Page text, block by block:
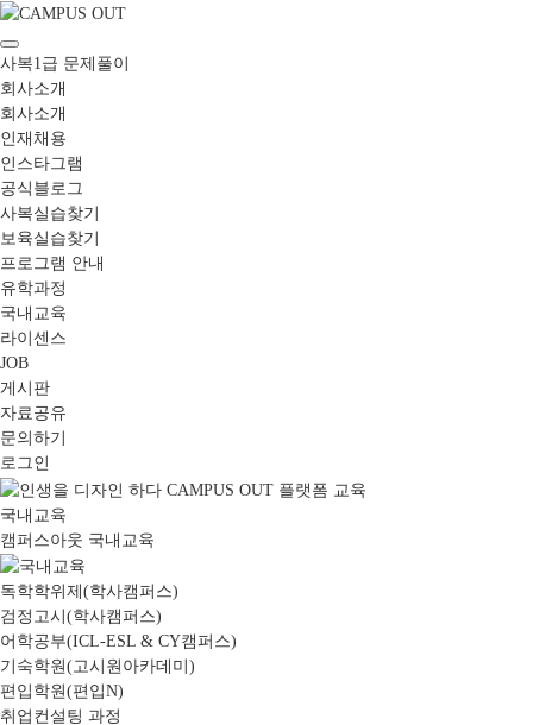
사복1급 문제풀이
회사소개
회사소개
인재채용
인스타그램
공식블로그
사복실습찾기
보육실습찾기
프로그램 안내
유학과정
국내교육
라이센스
JOB
게시판
자료공유
문의하기
로그인
국내교육
캠퍼스아웃 국내교육
독학학위제(학사캠퍼스)
검정고시(학사캠퍼스)
어학공부(ICL-ESL & CY캠퍼스)
기숙학원(고시원아카데미)
편입학원(편입N)
취업컨설팅 과정